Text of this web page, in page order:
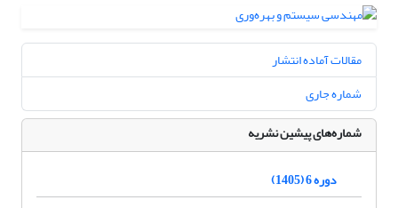
مقالات آماده انتشار
شماره جاری
شماره‌های پیشین نشریه
دوره 6 (1405)